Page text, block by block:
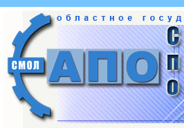
Перейти к основному содержанию